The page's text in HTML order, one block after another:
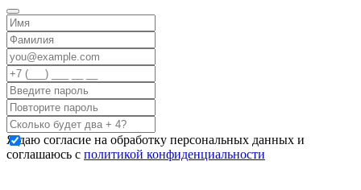
Я даю согласие на обработку персональных данных и
соглашаюсь с политикой конфиденциальности